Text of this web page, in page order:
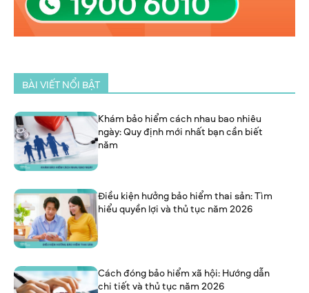
BÀI VIẾT NỔI BẬT
Khám bảo hiểm cách nhau bao nhiêu
ngày: Quy định mới nhất bạn cần biết
năm
Điều kiện hưởng bảo hiểm thai sản: Tìm
hiểu quyền lợi và thủ tục năm 2026
Cách đóng bảo hiểm xã hội: Hướng dẫn
chi tiết và thủ tục năm 2026